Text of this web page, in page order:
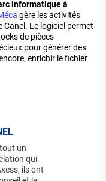
informatique à
gère les activités
Canel. Le logiciel permet
de pièces
pour générer des
enrichir le fichier
un
qui
ils ont